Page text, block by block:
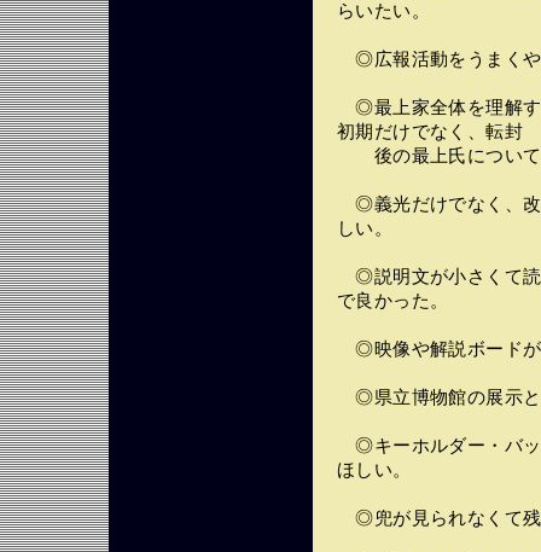
らいたい。
◎広報活動をうまくや
◎最上家全体を理解す
初期だけでなく、転封
後の最上氏について
◎義光だけでなく、改
しい。
◎説明文が小さくて読
で良かった。
◎映像や解説ボードが
◎県立博物館の展示と
◎キーホルダー・バッ
ほしい。
◎兜が見られなくて残